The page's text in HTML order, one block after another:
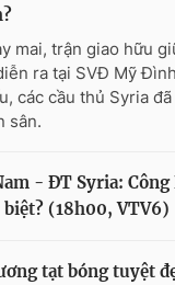
mai, trận giao hữu
ra tại SVĐ Mỹ
các cầu thủ Syria
sân.
- ĐT Syria: Công
biệt? (18h00, VTV6)
tạt bóng tuyệt